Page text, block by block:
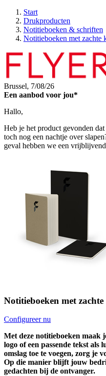
Start
Drukproducten
Notitieboeken & schriften
Notitieboeken met zachte
Brussel, 7/08/26
Een aanbod voor jou*
Hallo,
Heb je het product gevonden
toch nog een nachtje over
geval hebben we een
Notitieboeken met
Configureer nu
Met deze notitieboeken maak
logo of een passende tekst als
omslag toe te voegen, zorg je
Op die manier blijft jouw
gedachten bij de ontvanger.